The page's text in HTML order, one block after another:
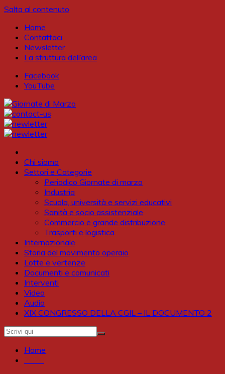
Salta al contenuto
Home
Contattaci
Newsletter
La struttura dell’area
Facebook
YouTube
Chi siamo
Settori e Categorie
Periodico Giornate di marzo
Industria
Scuola, università e servizi educativi
Sanità e socio assistenziale
Commercio e grande distribuzione
Trasporti e logistica
Internazionale
Storia del movimento operaio
Lotte e vertenze
Documenti e comunicati
Interventi
Video
Audio
XIX CONGRESSO DELLA CGIL – IL DOCUMENTO 2
Home